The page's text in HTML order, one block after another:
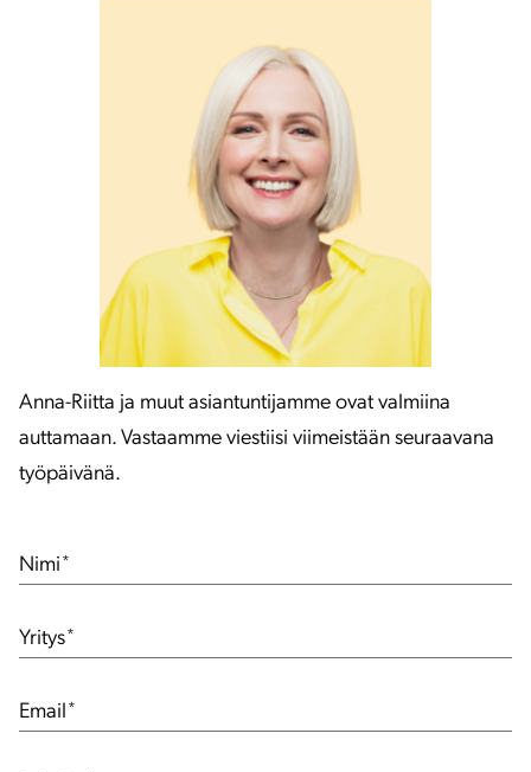
Anna-Riitta ja muut asiantuntijamme ovat valmiina
auttamaan. Vastaamme viestiisi viimeistään seuraavana
työpäivänä.
Nimi *
Yritys*
Email *